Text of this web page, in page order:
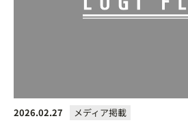
2026.02.27 メディア掲載